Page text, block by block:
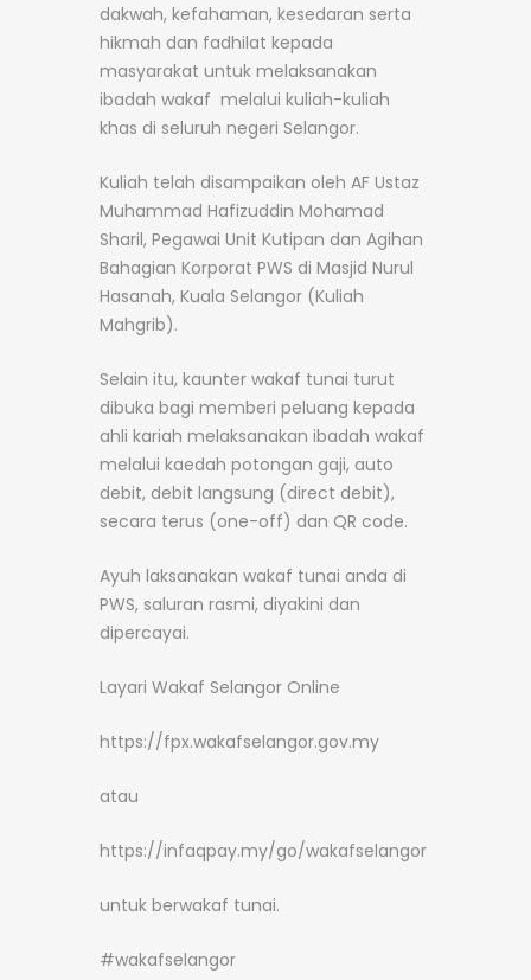
dakwah, kefahaman, kesedaran serta
hikmah dan fadhilat kepada
masyarakat untuk melaksanakan
ibadah wakaf melalui kuliah-kuliah
khas di seluruh negeri Selangor.
Kuliah telah disampaikan oleh AF Ustaz
Muhammad Hafizuddin Mohamad
Sharil, Pegawai Unit Kutipan dan Agihan
Bahagian Korporat PWS di Masjid Nurul
Hasanah, Kuala Selangor (Kuliah
Mahgrib).
Selain itu, kaunter wakaf tunai turut
dibuka bagi memberi peluang kepada
ahli kariah melaksanakan ibadah wakaf
melalui kaedah potongan gaji, auto
debit, debit langsung (direct debit),
secara terus (one-off) dan QR code.
Ayuh laksanakan wakaf tunai anda di
PWS, saluran rasmi, diyakini dan
dipercayai.
Layari Wakaf Selangor Online
https://fpx.wakafselangor.gov.my
atau
https://infaqpay.my/go/wakafselangor
untuk berwakaf tunai.
#wakafselangor